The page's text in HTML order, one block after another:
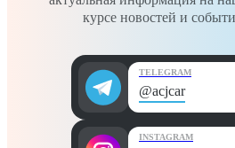
курсе новостей и
TELEGRAM
@acjcar
INSTAGRAM